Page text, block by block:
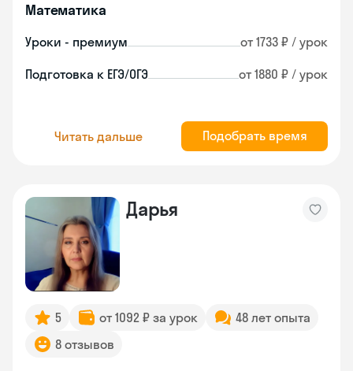
Математика
Уроки - премиум от 1733 ₽ / урок
Подготовка к ЕГЭ/ОГЭ от 1880 ₽ / урок
Читать дальше Подобрать время
Дарья
5 от 1092 ₽ за урок
48 лет опыта
8 отзывов